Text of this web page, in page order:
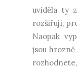
uviděla ty
rozšiřují,
Naopak
jsou